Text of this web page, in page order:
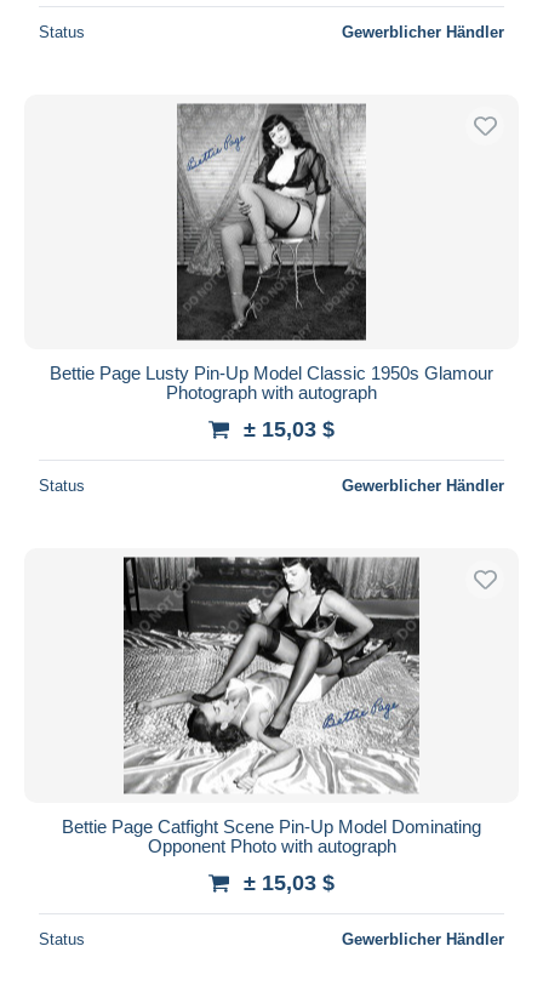
Status Gewerblicher Händler
Bettie Page Lusty Pin-Up Model Classic 1950s Glamour
Photograph with autograph
± 15,03 $
Status Gewerblicher Händler
Bettie Page Catfight Scene Pin-Up Model Dominating
Opponent Photo with autograph
± 15,03 $
Status Gewerblicher Händler